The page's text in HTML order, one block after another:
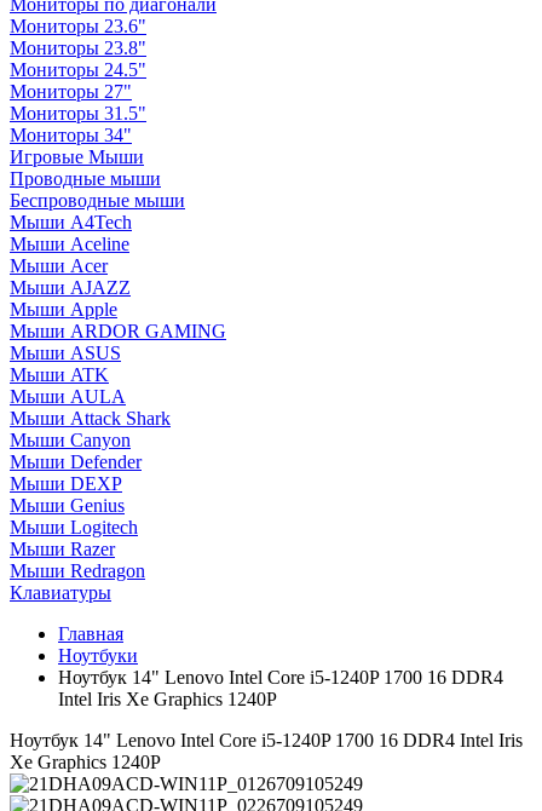
Мониторы по диагонали
Мониторы 23.6"
Мониторы 23.8"
Мониторы 24.5"
Мониторы 27"
Мониторы 31.5"
Мониторы 34"
Игровые Мыши
Проводные мыши
Беспроводные мыши
Мыши A4Tech
Мыши Aceline
Мыши Acer
Мыши AJAZZ
Мыши Apple
Мыши ARDOR GAMING
Мыши ASUS
Мыши ATK
Мыши AULA
Мыши Attack Shark
Мыши Canyon
Мыши Defender
Мыши DEXP
Мыши Genius
Мыши Logitech
Мыши Razer
Мыши Redragon
Клавиатуры
Главная
Ноутбуки
Ноутбук 14" Lenovo Intel Core i5-1240P 1700 16 DDR4
Intel Iris Xe Graphics 1240P
Ноутбук 14" Lenovo Intel Core i5-1240P 1700 16 DDR4 Intel Iris
Xe Graphics 1240P